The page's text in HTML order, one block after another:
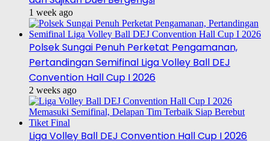
1 week ago
Polsek Sungai Penuh Perketat Pengamanan,
Pertandingan Semifinal Liga Volley Ball DEJ
Convention Hall Cup I 2026
2 weeks ago
Liga Volley Ball DEJ Convention Hall Cup I 2026